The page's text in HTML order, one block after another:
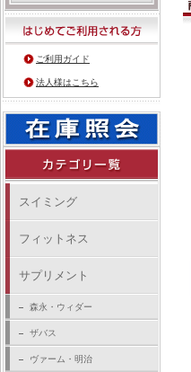
ご利用ガイド
法人様はこちら
スイミング
フィットネス
サプリメント
森永・ウィダー
ザバス
ヴァーム・明治